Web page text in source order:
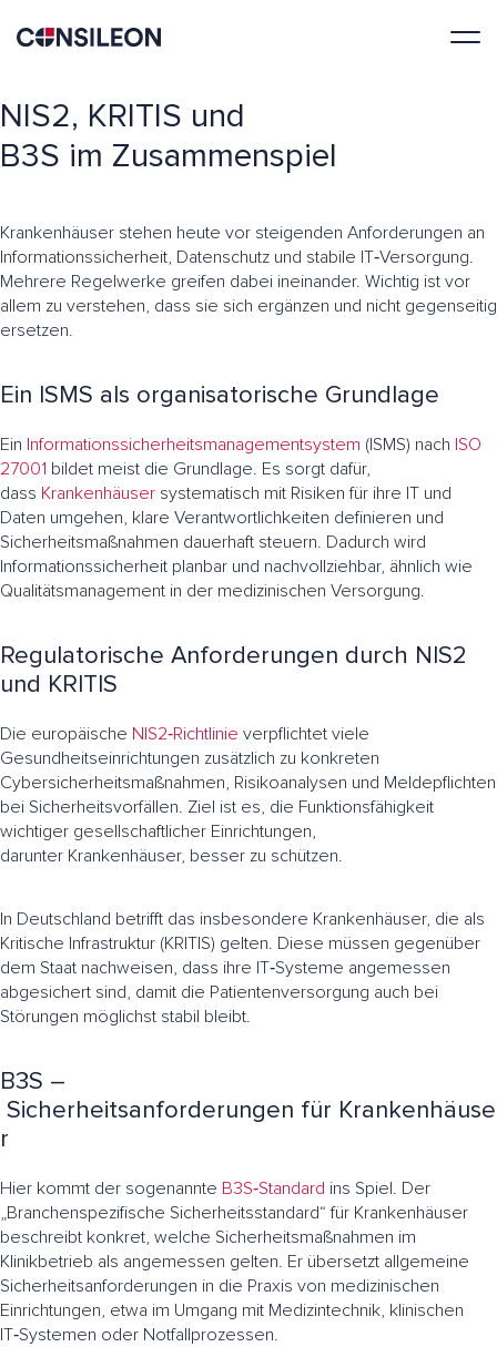
NIS2, KRITIS und
B3S im Zusammenspiel
Krankenhäuser stehen heute vor steigenden Anforderungen an
Informationssicherheit, Datenschutz und stabile IT‑Versorgung.
Mehrere Regelwerke greifen dabei ineinander. Wichtig ist vor
allem zu verstehen, dass sie sich ergänzen und nicht gegenseitig
ersetzen.
Ein ISMS als organisatorische Grundlage
Ein Informationssicherheitsmanagementsystem (ISMS) nach ISO
27001 bildet meist die Grundlage. Es sorgt dafür,
dass Krankenhäuser systematisch mit Risiken für ihre IT und
Daten umgehen, klare Verantwortlichkeiten definieren und
Sicherheitsmaßnahmen dauerhaft steuern. Dadurch wird
Informationssicherheit planbar und nachvollziehbar, ähnlich wie
Qualitätsmanagement in der medizinischen Versorgung.
Regulatorische Anforderungen durch NIS2
und KRITIS
Die europäische NIS2‑Richtlinie verpflichtet viele
Gesundheitseinrichtungen zusätzlich zu konkreten
Cybersicherheitsmaßnahmen, Risikoanalysen und Meldepflichten
bei Sicherheitsvorfällen. Ziel ist es, die Funktionsfähigkeit
wichtiger gesellschaftlicher Einrichtungen,
darunter Krankenhäuser, besser zu schützen.
In Deutschland betrifft das insbesondere Krankenhäuser, die als
Kritische Infrastruktur (KRITIS) gelten. Diese müssen gegenüber
dem Staat nachweisen, dass ihre IT‑Systeme angemessen
abgesichert sind, damit die Patientenversorgung auch bei
Störungen möglichst stabil bleibt.
B3S –
Sicherheitsanforderungen für Krankenhäuse
r
Hier kommt der sogenannte B3S‑Standard ins Spiel. Der
„Branchenspezifische Sicherheitsstandard“ für Krankenhäuser
beschreibt konkret, welche Sicherheitsmaßnahmen im
Klinikbetrieb als angemessen gelten. Er übersetzt allgemeine
Sicherheitsanforderungen in die Praxis von medizinischen
Einrichtungen, etwa im Umgang mit Medizintechnik, klinischen
IT‑Systemen oder Notfallprozessen.